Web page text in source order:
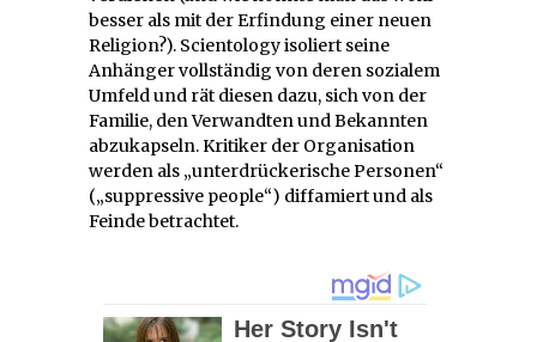
besser als mit der Erfindung einer neuen
Religion?). Scientology isoliert seine
Anhänger vollständig von deren sozialem
Umfeld und rät diesen dazu, sich von der
Familie, den Verwandten und Bekannten
abzukapseln. Kritiker der Organisation
werden als „unterdrückerische Personen“
(„suppressive people“) diffamiert und als
Feinde betrachtet.